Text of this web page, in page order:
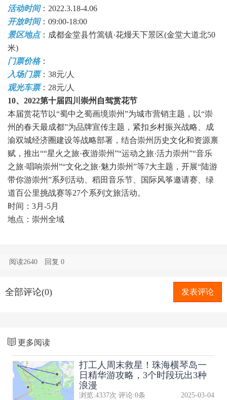
活动时间：2022.3.18-4.06
开放时间：09:00-18:00
景区地点：成都金堂县竹篙镇·花熳天下景区(金堂大道北50
米)
门票价格：
入场门票：38元/人
观光车票：28元/人
10、2022第十届四川崇州自驾赏花节
本届赏花节以“蜀中之蜀画境崇州”为城市营销主题，以“崇
州的春天最成都”为品牌宣传主题，紧扣乡村振兴战略、成
渝双城经济圈建设等战略部署，结合崇州历史文化和资源禀
赋，推出““星火之旅·夜游崇州”“运动之旅·活力崇州”“音乐
之旅·唱响崇州”“文化之旅·魅力崇州”等7大主题，开展“陆游
带你游崇州”系列活动、稻田音乐节、国际风筝邀请赛、绿
道百公里挑战赛等27个系列文旅活动。
时间：3月-5月
地点：崇州全域
阅读2640 回复0
全部评论(0) 发表评论
更多阅读
打工人周末救星！珠海横琴岛一
日精华游攻略，3个时段玩出3种
浪漫
浏览:4337次 评论:0条 2025-03-04